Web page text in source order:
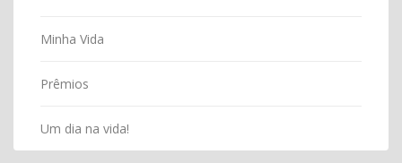
Minha Vida
Prêmios
Um dia na vida!